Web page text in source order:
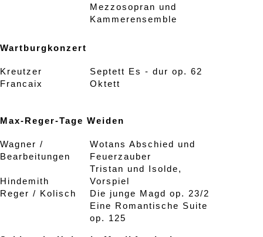
Mezzosopran und
Kammerensemble
Wartburgkonzert
Kreutzer
Francaix
Septett Es - dur op. 62
Oktett
Max-Reger-Tage Weiden
Wagner /
Bearbeitungen
Hindemith
Reger / Kolisch
Wotans Abschied und
Feuerzauber
Tristan und Isolde,
Vorspiel
Die junge Magd op. 23/2
Eine Romantische Suite
op. 125